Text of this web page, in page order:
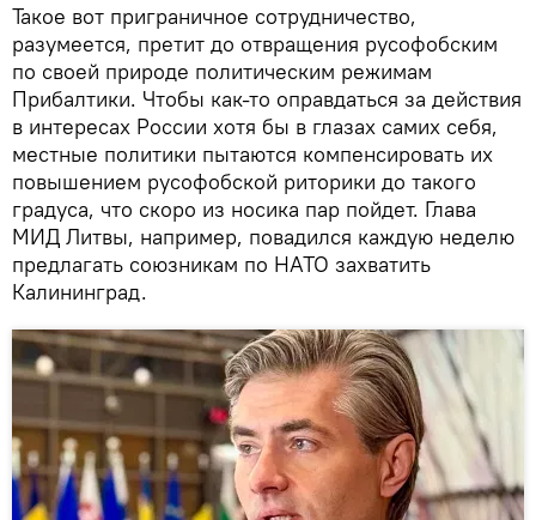
Такое вот приграничное сотрудничество,
разумеется, претит до отвращения русофобским
по своей природе политическим режимам
Прибалтики. Чтобы как-то оправдаться за действия
в интересах России хотя бы в глазах самих себя,
местные политики пытаются компенсировать их
повышением русофобской риторики до такого
градуса, что скоро из носика пар пойдет. Глава
МИД Литвы, например, повадился каждую неделю
предлагать союзникам по НАТО захватить
Калининград.